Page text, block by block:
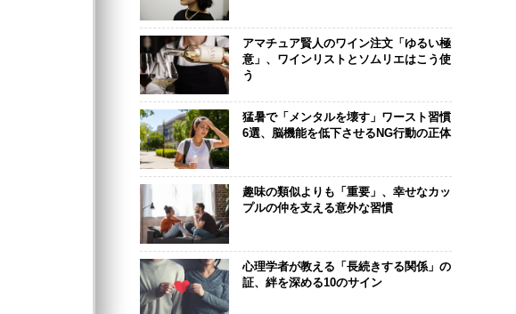
アマチュア賢人のワイン注文「ゆるい極
意」、ワインリストとソムリエはこう使
う
猛暑で「メンタルを壊す」ワースト習慣
6選、脳機能を低下させるNG行動の正体
趣味の類似よりも「重要」、幸せなカッ
プルの仲を支える意外な習慣
心理学者が教える「長続きする関係」の
証、絆を深める10のサイン